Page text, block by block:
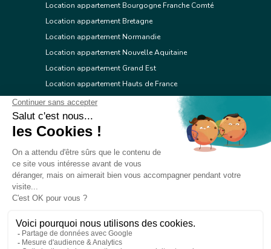
Location appartement Bourgogne Franche Comté
Location appartement Bretagne
Location appartement Normandie
Location appartement Nouvelle Aquitaine
Location appartement Grand Est
Location appartement Hauts de France
Location appartement Ile de France
Location appartement Centre Val de Loire
Location appartement Occitanie
Location appartement Provence Alpes Côte d'Azur
Location appartement Corse